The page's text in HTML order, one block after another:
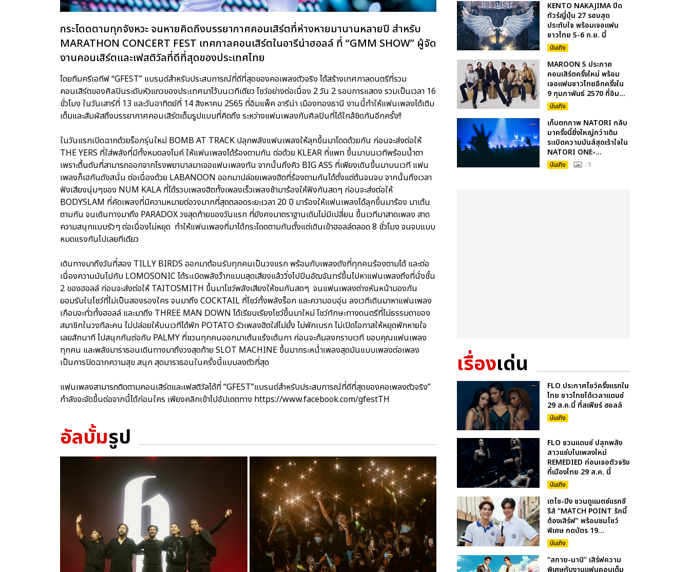
กระโดดตามทุกจังหวะ จนหายคิดถึงบรรยากาศคอนเสิร์ตที่ห่างหายมานานหลายปี สำหรับ
MARATHON CONCERT FEST เทศกาลคอนเสิร์ตในอารีน่าฮอลล์ ที่ “GMM SHOW” ผู้จัด
งานคอนเสิร์ตและเฟสติวัลที่ดีที่สุดของประเทศไทย
โดยทีมครีเอทีฟ “GFEST” แบรนด์สำหรับประสบการณ์ที่ดีที่สุดของคอเพลงตัวจริง ได้สร้างเทศกาลดนตรีที่รวม
คอนเสิร์ตของศิลปินระดับหัวแถวของประเทศมาไว้บนเวทีเดียว โชว์อย่างต่อเนื่อง 2 วัน 2 รอบการแสดง รวมเป็นเวลา 16
ขั่วโมง ในวันเสาร์ที่ 13 และวันอาทิตย์ที่ 14 สิงหาคม 2565 ที่อิมแพ็ค อารีน่า เมืองทองธานี งานนี้ทำให้แฟนเพลงได้เติม
เต็มและสัมผัสถึงบรรยากาศคอนเสิร์ตเต็มรูปแบบที่คิดถึง ระหว่างแฟนเพลงกับศิลปินที่ได้ใกล้ชิดกันอีกครั้ง!!
ในวันแรกเปิดฉากด้วยร็อกรุ่นใหม่ BOMB AT TRACK ปลุกพลังแฟนเพลงให้ลุกขึ้นมาโดดด้วยกัน ก่อนจะส่งต่อให้
THE YERS ที่ใส่พลังที่มีทั้งหมดลงไมค์ ให้แฟนเพลงได้ร้องตามกัน ต่อด้วย KLEAR ที่แพท ขึ้นมาบนเวทีพร้อมน้ำตา
เพราะตื้นตันที่สามารถออกจากโรงพยาบาลมาเจอแฟนเพลงทัน จากนั้นถึงคิว BIG ASS ที่เพียงเดินขึ้นมาบนเวที แฟน
เพลงก็เฮกันดังสนั่น ต่อเนื่องด้วย LABANOON ออกมาปล่อยเพลงฮิตที่ร้องตามกันได้ตั้งแต่ต้นจนจบ จากนั้นถึงเวลา
ฟังเสียงนุ่มๆของ NUM KALA ที่ได้รวบเพลงฮิตทั้งเพลงเร็วเพลงช้ามาร้องให้ฟังกันสดๆ ก่อนจะส่งต่อให้
BODYSLAM ที่คัดเพลงที่มีความหมายต่อวงมากที่สุดตลอดระยะเวลา 20 ปี มาร้องให้แฟนเพลงได้ลุกขึ้นมาร้อง มาเต้น
ตามกัน จนเดินทางมาถึง PARADOX วงสุดท้ายของวันแรก ที่ยังคงมาตราฐานเดิมไม่มีเปลี่ยน ขึ้นเวทีมาสาดเพลง สาด
ความสนุกแบบรัวๆ ต่อเนื่องไม่หยุด ทำให้แฟนเพลงที่มาได้กระโดดตามกันตั้งแต่เดินเข้าฮอลล์ตลอด 8 ชั่วโมง จนจบแบบ
หมดแรงกันไปเลยทีเดียว
เดินทางมาถึงวันที่สอง TILLY BIRDS ออกมาต้อนรับทุกคนเป็นวงแรก พร้อมกับเพลงดังที่ทุกคนร้องตามได้ และต่อ
เนื่องความมันไปกับ LOMOSONIC ได้ระเบิดพลังว๊ากแบบสุดเสียงแล้ววิ่งไปปีนอัฒจันทร์ขึ้นไปหาแฟนเพลงถึงที่นั่งชั้น
2 ของฮอลล์ ก่อนจะส่งต่อให้ TAITOSMITH ขึ้นมาโชว์พลังเสียงให้ชมกันสดๆ จนแฟนเพลงต่างหันหน้ามองกัน
ยอมรับในโชว์ที่ไม่เป็นสองรองใคร จนมาถึง COCKTAIL ที่โชว์ทั้งพลังร็อก และความอบอุ่น ลงเวทีเดินมาหาแฟนเพลง
เกือบจะทั่วทั้งฮอลล์ และมาถึง THREE MAN DOWN ได้เรียบเรียงโชว์ขึ้นมาใหม่ โชว์ทักษะทางดนตรีที่ไม่ธรรมดาของ
สมาชิกในวงทีละคน ไม่ปล่อยให้บนเวทีได้พัก POTATO รัวเพลงฮิตใส่ไม่ยั้ง ไม่พักเบรก ไม่เปิดโอกาสให้หยุดพักหายใจ
เลยสักนาที ไปสนุกกันต่อกับ PALMY ที่ชวนทุกคนออกมาเต้นแร้งเต้นกา ก่อนจะก้มลงกราบเวที ขอบคุณแฟนเพลง
ทุกคน และพลังมาราธอนเดินทางมาถึงวงสุดท้าย SLOT MACHINE ขึ้นมากระหน่ำเพลงสุดมันแบบเพลงต่อเพลง
เป็นการปิดฉากความสุข สนุก สุดมาราธอนในครั้งนี้แบบลงตัวที่สุด
แฟนเพลงสามารถติดตามคอนเสิร์ตและเฟสติวัลได้ที่ “GFEST”แบรนด์สำหรับประสบการณ์ที่ดีที่สุดของคอเพลงตัวจริง”
กำลังจะจัดขึ้นต่อจากนี้ได้ก่อนใคร เพียงคลิกเข้าไปอัปเดตทาง https://www.facebook.com/gfestTH
อัลบั้มรูป
KENTO NAKAJIMA ปิด
ทัวร์ญี่ปุ่น 27 รอบสุด
ประทับใจ พร้อมเจอแฟน
ชาวไทย 5-6 ก.ย. นี้
บันเทิง
MAROON 5 ประกาศ
คอนเสิร์ตครั้งใหม่ พร้อม
เจอแฟนชาวไทยอีกครั้งใน
9 กุมภาพันธ์ 2570 ที่อิม...
บันเทิง
เก็บตกภาพ NATORI กลับ
มาครั้งนี้ยิ่งใหญ่กว่าเดิม
ระเบิดความมันส์สุดเร้าใจใน
NATORI ONE-...
บันเทิง : 5
เรื่องเด่น
FLO ประกาศโชว์ครั้งแรกใน
ไทย ชาวไทยได้เวลาแดนซ์
29 ส.ค.นี้ ที่สเฟียร์ ฮอลล์
บันเทิง
FLO ชวนแดนซ์ ปลุกพลัง
สาวแซ่บในเพลงใหม่
REMEDIED ก่อนเจอตัวจริง
ที่เมืองไทย 29 ส.ค. นี้
บันเทิง
เตโช-ปิง ชวนดูแมตซ์แรกซี
รีส์ “MATCH POINT รักนี้
ต้องเสิร์ฟ” พร้อมชมโชว์
พิเศษ กดบัตร 19...
บันเทิง
“สกาย-นานิ” เสิร์ฟความ
พิเศษกับงานแฟนคอนเต็ม